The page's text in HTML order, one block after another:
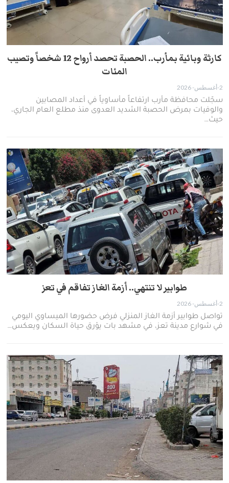
كارثة وبائية بمأرب.. الحصبة تحصد أرواح 12 شخصاً وتصيب
المئات
2-أغسطس- 2026
سجّلت محافظة مأرب ارتفاعاً مأساوياً في أعداد المصابين
والوفيات بمرض الحصبة الشديد العدوى منذ مطلع العام الجاري،
حيث…
طوابير لا تنتهي.. أزمة الغاز تفاقم في تعز
2-أغسطس- 2026
تواصل طوابير أزمة الغاز المنزلي فرض حضورها الميساوي اليومي
في شوارع مدينة تعز، في مشهد بات يؤرق حياة السكان ويعكس…